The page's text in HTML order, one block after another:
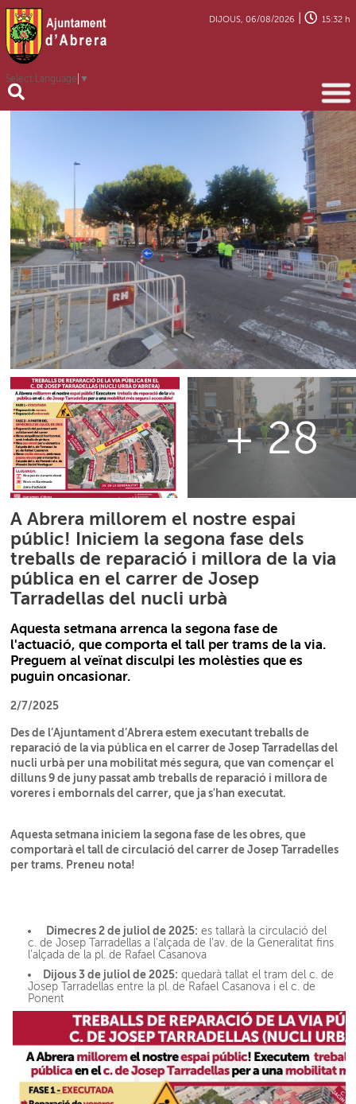
Select Language ▼
DIJOUS, 06/08/2026 15:32 h
+ 28
A Abrera millorem el nostre espai
públic! Iniciem la segona fase dels
treballs de reparació i millora de la via
pública en el carrer de Josep
Tarradellas del nucli urbà
Aquesta setmana arrenca la segona fase de
l'actuació, que comporta el tall per trams de la via.
Preguem al veïnat disculpi les molèsties que es
puguin oncasionar.
2/7/2025
Des de l’Ajuntament d’Abrera estem executant treballs de
reparació de la via pública en el carrer de Josep Tarradellas del
nucli urbà per una mobilitat més segura, que van començar el
dilluns 9 de juny passat amb treballs de reparació i millora de
voreres i embornals del carrer, que ja s'han executat.
Aquesta setmana iniciem la segona fase de les obres, que
comportarà el tall de circulació del carrer de Josep Tarradelles
per trams. Preneu nota!
Dimecres 2 de juliol de 2025: es tallarà la circulació del
c. de Josep Tarradellas a l’alçada de l’av. de la Generalitat fins
l’alçada de la pl. de Rafael Casanova
Dijous 3 de juliol de 2025: quedarà tallat el tram del c. de
Josep Tarradellas entre la pl. de Rafael Casanova i el c. de
Ponent